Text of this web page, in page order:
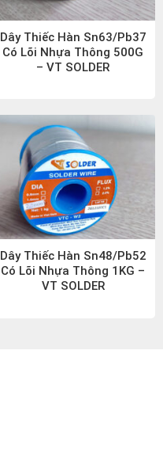
Dây Thiếc Hàn Sn63/Pb37
Có Lõi Nhựa Thông 500G
– VT SOLDER
Dây Thiếc Hàn Sn48/Pb52
Có Lõi Nhựa Thông 1KG –
VT SOLDER